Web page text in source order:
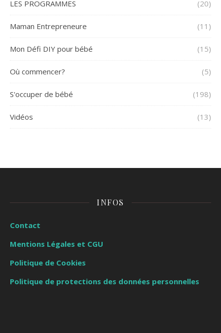
LES PROGRAMMES (20)
Maman Entrepreneure (11)
Mon Défi DIY pour bébé (15)
Où commencer? (5)
S'occuper de bébé (198)
Vidéos (13)
INFOS
Contact
Mentions Légales et CGU
Politique de Cookies
Politique de protections des données personnelles